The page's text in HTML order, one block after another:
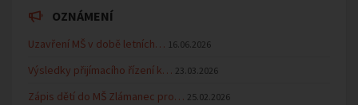
OZNÁMENÍ
Uzavření MŠ v době letních… 16.06.2026
Výsledky přijímacího řízení k… 23.03.2026
Zápis dětí do MŠ Zlámanec pro… 25.02.2026